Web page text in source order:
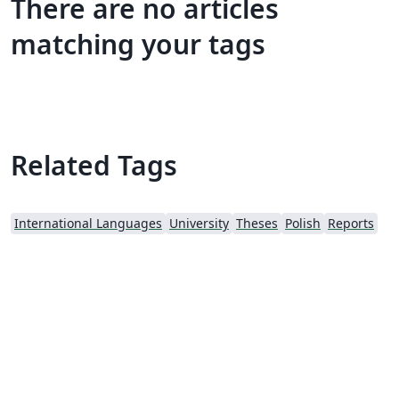
There are no articles
matching your tags
Related Tags
International Languages University Theses Polish Reports